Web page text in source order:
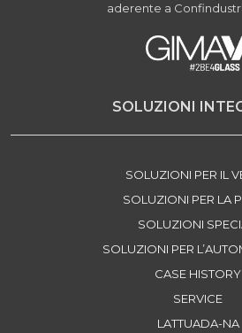
aderente a
SOLUZIONI
SOLUZIONI PER IL
SOLUZIONI PER LA
SOLUZIONI
SOLUZIONI PER
CASE HISTORY
SERVICE
LATTUADA-NA